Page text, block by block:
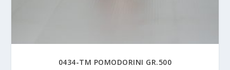
0434-TM POMODORINI GR.500